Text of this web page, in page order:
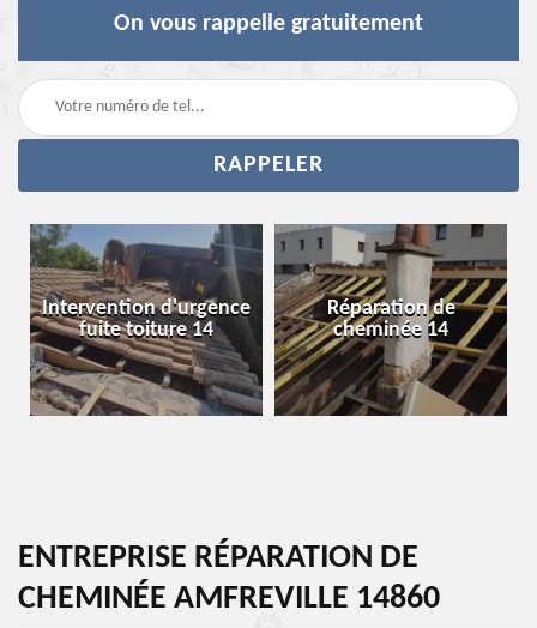
On vous rappelle gratuitement
Intervention d'urgence
fuite toiture 14
Réparation de
cheminée 14
ENTREPRISE RÉPARATION DE
CHEMINÉE AMFREVILLE 14860